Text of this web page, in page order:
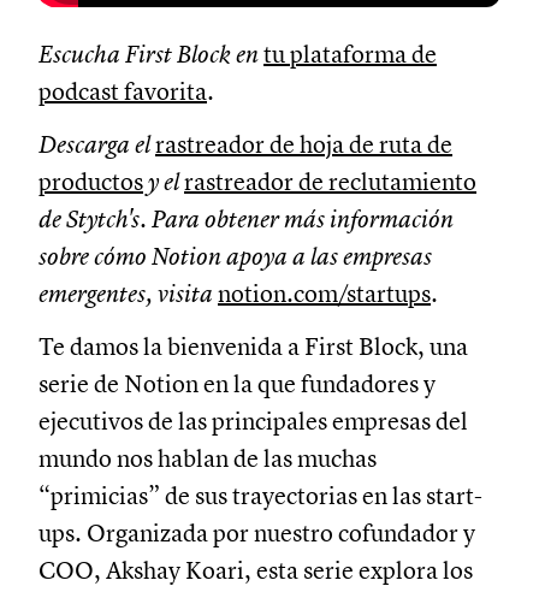
Escucha First Block entu plataforma de
podcast favorita.
Descarga elrastreador de hoja de ruta de
productosy elrastreador de reclutamiento
de Stytch's. Para obtener más información
sobre cómo Notion apoya a las empresas
emergentes, visita notion.com/startups.
Te damos la bienvenida a First Block, una
serie de Notion en la que fundadores y
ejecutivos de las principales empresas del
mundo nos hablan de las muchas
“primicias” de sus trayectorias en las start-
ups. Organizada por nuestro cofundador y
COO, Akshay Koari, esta serie explora los